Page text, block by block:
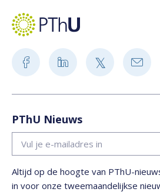
PThU Nieuws
Altijd op de hoogte van PThU-
in voor onze tweemaandelijkse